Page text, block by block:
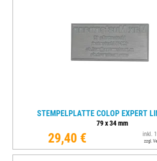
STEMPELPLATTE COLOP EXPERT
79x34mm
29,40 € inkl.
zzgl.